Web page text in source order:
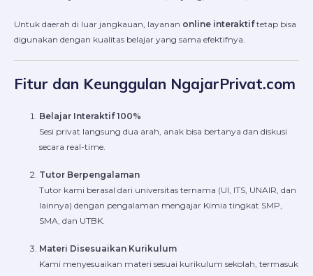
Untuk daerah di luar jangkauan, layanan online interaktiftetap bisa
digunakan dengan kualitas belajar yang sama efektifnya.
Fitur dan Keunggulan NgajarPrivat.com
Belajar Interaktif 100%
Sesi privat langsung dua arah, anak bisa bertanya dan diskusi
secara real-time.
Tutor Berpengalaman
Tutor kami berasal dari universitas ternama (UI, ITS, UNAIR, dan
lainnya) dengan pengalaman mengajar Kimia tingkat SMP,
SMA, dan UTBK.
Materi Disesuaikan Kurikulum
Kami menyesuaikan materi sesuai kurikulum sekolah, termasuk